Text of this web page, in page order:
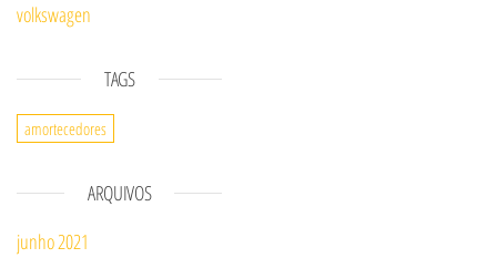
volkswagen
TAGS
amortecedores
ARQUIVOS
junho 2021